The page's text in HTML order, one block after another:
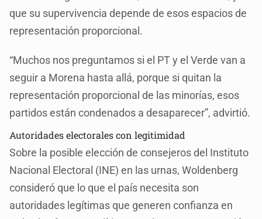
que su supervivencia depende de esos espacios de
representación proporcional.
“Muchos nos preguntamos si el PT y el Verde van a
seguir a Morena hasta allá, porque si quitan la
representación proporcional de las minorías, esos
partidos están condenados a desaparecer”, advirtió.
Autoridades electorales con legitimidad
Sobre la posible elección de consejeros del Instituto
Nacional Electoral (INE) en las urnas, Woldenberg
consideró que lo que el país necesita son
autoridades legítimas que generen confianza en